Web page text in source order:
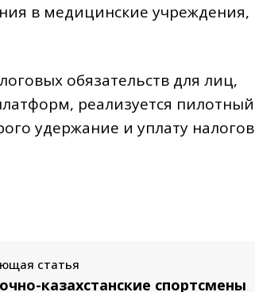
в медицинские учреждения,
обязательств для лиц,
реализуется пилотный
удержание и уплату налогов
статья
казахстанские спортсмены